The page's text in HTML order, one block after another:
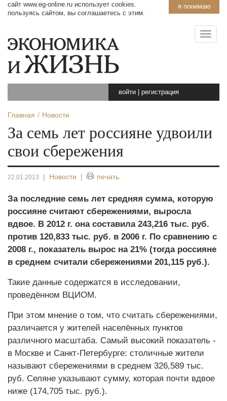
я понимаю
сайт www.eg-online.ru использует cookies.
пользуясь сайтом, вы соглашаетесь с этим.
войти регистрация
Главная Новости
За семь лет россияне удвоили
свои сбережения
22.01.2013 | Новости | печать
За последние семь лет средняя сумма, которую
россияне считают сбережениями, выросла
вдвое. В 2012 г. она составила 243,216 тыс. руб.
против 120,833 тыс. руб. в 2006 г. По сравнению с
2008 г., показатель вырос на 21% (тогда россияне
в среднем считали сбережениями 201,115 руб.).
Такие данные содержатся в исследовании,
проведённом ВЦИОМ.
При этом мнение о том, что считать сбережениями,
различается у жителей населённых пунктов
различного масштаба. Самый высокий показатель -
в Москве и Санкт-Петербурге: столичные жители
называют сбережениями в среднем 326,589 тыс.
руб. Селяне указывают сумму, которая почти вдвое
ниже (174,705 тыс. руб.).